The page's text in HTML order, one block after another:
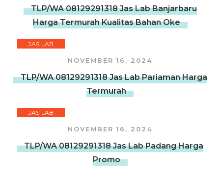
TLP/WA 08129291318 Jas Lab Banjarbaru
Harga Termurah Kualitas Bahan Oke
JAS LAB
NOVEMBER 16, 2024
TLP/WA 08129291318 Jas Lab Pariaman Harga
Termurah
JAS LAB
NOVEMBER 16, 2024
TLP/WA 08129291318 Jas Lab Padang Harga
Promo